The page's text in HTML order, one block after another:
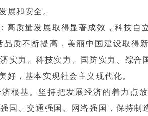
展和安全。
高质量发展取得显著成效，科技自
质不断提高，美丽中国建设取得
实力、科技实力、国防实力、综合
好，基本实现社会主义现代化。
根基。坚持把发展经济的着力点
国、交通强国、网络强国，保持制